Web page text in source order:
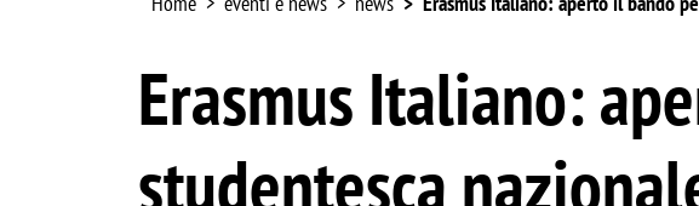
Erasmus Italiano:
studentesca